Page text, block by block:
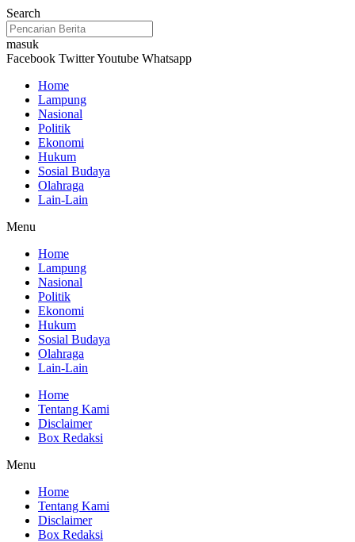
Lewati
ke
konten
Search
masuk
Facebook TwitterYoutube Whatsapp
Home
Lampung
Nasional
Politik
Ekonomi
Hukum
Sosial Budaya
Olahraga
Lain-Lain
Menu
Home
Lampung
Nasional
Politik
Ekonomi
Hukum
Sosial Budaya
Olahraga
Lain-Lain
Home
Tentang Kami
Disclaimer
Box Redaksi
Menu
Home
Tentang Kami
Disclaimer
Box Redaksi